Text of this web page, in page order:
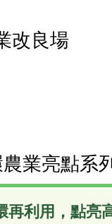
改良場
農業亮點系
再利用，點亮